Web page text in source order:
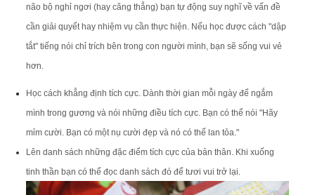
não bộ nghỉ ngơi (hay căng thẳng) bạn tự động suy nghĩ về vấn đề
cần giải quyết hay nhiệm vụ cần thực hiện. Nếu học được cách "dập
tắt" tiếng nói chỉ trích bên trong con người mình, bạn sẽ sống vui vẻ
hơn.
Học cách khẳng định tích cực. Dành thời gian mỗi ngày để ngắm
mình trong gương và nói những điều tích cực. Bạn có thể nói "Hãy
mỉm cười. Bạn có một nụ cười đẹp và nó có thể lan tỏa."
Lên danh sách những đặc điểm tích cực của bản thân. Khi xuống
tinh thần bạn có thể đọc danh sách đó để tươi vui trở lại.